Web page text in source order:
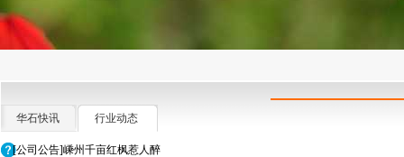
华石快讯 行业动态
[公司公告]嵊州千亩红枫惹人醉